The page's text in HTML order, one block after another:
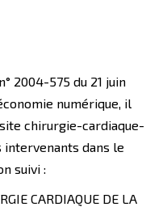
2004-575 du 21 juin
numérique, il
chirurgie-cardiaque-
dans le
suivi :
CARDIAQUE DE LA